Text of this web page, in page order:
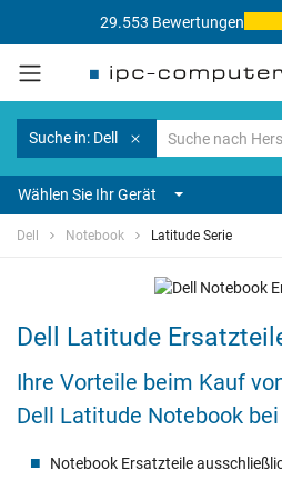
29.553 Bewertungen
Suche in: Dell
Wählen Sie Ihr Gerät
Dell Notebook Latitude Serie
Dell Latitude
Ihre Vorteile beim Kauf
Dell Latitude Notebook
Notebook Ersatzteile